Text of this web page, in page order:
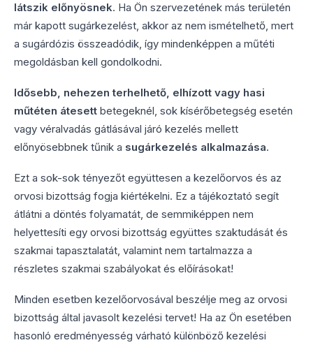
látszik előnyösnek. Ha Ön szervezetének más területén
már kapott sugárkezelést, akkor az nem ismételhető, mert
a sugárdózis összeadódik, így mindenképpen a műtéti
megoldásban kell gondolkodni.
Idősebb, nehezen terhelhető, elhízott vagy hasi
műtéten átesett betegeknél, sok kísérőbetegség esetén
vagy véralvadás gátlásával járó kezelés mellett
előnyösebbnek tűnik a sugárkezelés alkalmazása.
Ezt a sok-sok tényezőt együttesen a kezelőorvos és az
orvosi bizottság fogja kiértékelni. Ez a tájékoztató segít
átlátni a döntés folyamatát, de semmiképpen nem
helyettesíti egy orvosi bizottság együttes szaktudását és
szakmai tapasztalatát, valamint nem tartalmazza a
részletes szakmai szabályokat és előírásokat!
Minden esetben kezelőorvosával beszélje meg az orvosi
bizottság által javasolt kezelési tervet! Ha az Ön esetében
hasonló eredményesség várható különböző kezelési